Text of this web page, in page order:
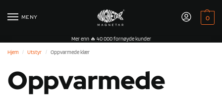
MENY 0
Mer enn 🔥 40 000 fornøyde kunder
Hjem
/ Utstyr / Oppvarmede klær
Oppvarmede